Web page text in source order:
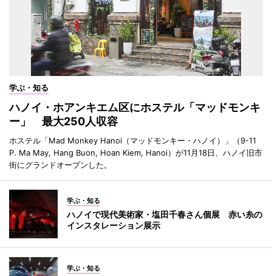
学ぶ・知る
ハノイ・ホアンキエム区にホステル「マッドモンキ
ー」 最大250人収容
ホステル「Mad Monkey Hanoi（マッドモンキー・ハノイ）」（9-11
P. Ma May, Hang Buon, Hoan Kiem, Hanoi）が11月18日、ハノイ旧市
街にグランドオープンした。
学ぶ・知る
ハノイで現代美術家・塩田千春さん個展 赤い糸の
インスタレーション展示
学ぶ・知る